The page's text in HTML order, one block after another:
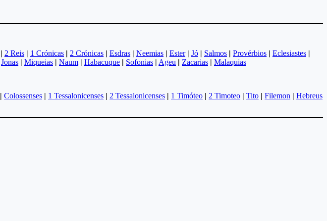
| 2 Reis | 1 Crónicas | 2 Crónicas | Esdras | Neemias | Ester | Jó | Salmos | Provérbios | Eclesiastes |
Jonas | Miqueias | Naum | Habacuque | Sofonias | Ageu | Zacarias | Malaquias
| Colossenses | 1 Tessalonicenses | 2 Tessalonicenses | 1 Timóteo | 2 Timoteo | Tito | Filemon | Hebreus